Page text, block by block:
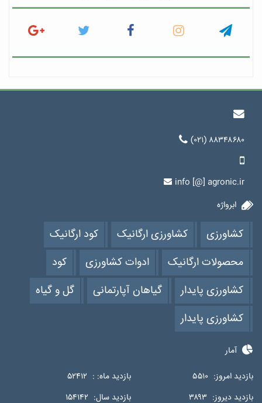
(۰۲۱) ۸۸۳۴۸۶۸۰
info [@] agronic.ir
ابرواژه
کشاورزی کشاورزی ارگانیک
کود ارگانیک
محصولات ارگانیک
ادوات کشاورزی
کود
کشاورزی پایدار
گیاهان آپارتمانی
گل و گیاه
کشاورزی پایدار
آمار
بازدید امروز: ۵۵۱۰ بازدید ماه: : ۵۲۴۱۲
بازدید دیروز: ۳۸۹۳ بازدید سال: ۱۵۴۱۴۲